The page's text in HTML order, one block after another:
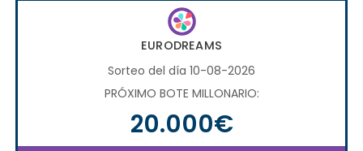
EURODREAMS
Sorteo del día 10-08-2026
PRÓXIMO BOTE MILLONARIO:
20.000€